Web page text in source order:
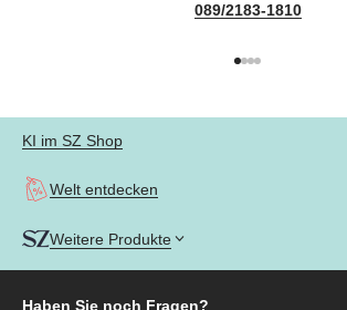
089/2183-1810
KI im SZ Shop
Welt entdecken
Weitere Produkte
Haben Sie noch Fragen?